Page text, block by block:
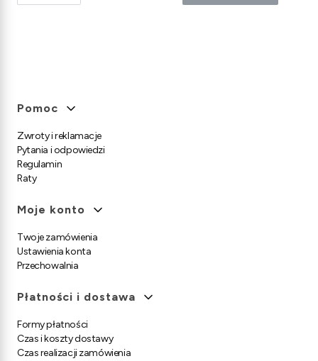
Linki w stopce
Pomoc
Zwroty i reklamacje
Pytania i odpowiedzi
Regulamin
Raty
Moje konto
Twoje zamówienia
Ustawienia konta
Przechowalnia
Płatności i dostawa
Formy płatności
Czas i koszty dostawy
Czas realizacji zamówienia